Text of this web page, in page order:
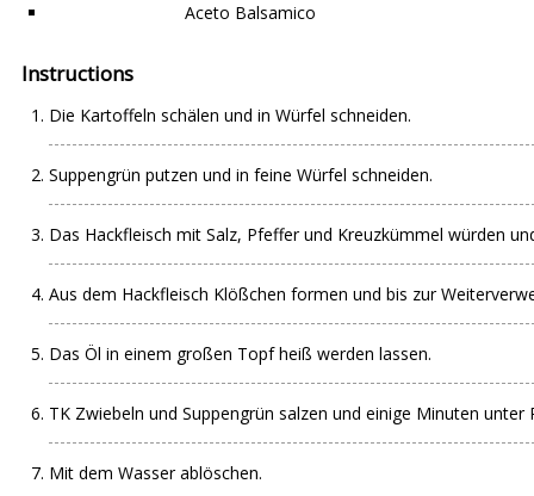
Aceto Balsamico
Instructions
Die Kartoffeln schälen und in Würfel schneiden.
Suppengrün putzen und in feine Würfel schneiden.
Das Hackfleisch mit Salz, Pfeffer und Kreuzkümmel würden
Aus dem Hackfleisch Klößchen formen und bis zur
Das Öl in einem großen Topf heiß werden lassen.
TK Zwiebeln und Suppengrün salzen und einige Minuten unter
Mit dem Wasser ablöschen.